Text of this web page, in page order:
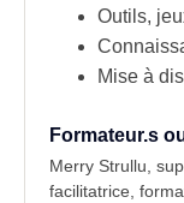
Outils,
Mise à
Formateur.s
Merry Strullu,
facilitatrice,